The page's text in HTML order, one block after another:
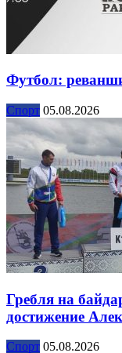
Футбол:
Спорт 05.08.2026
Гребля на
достижение
Спорт 05.08.2026